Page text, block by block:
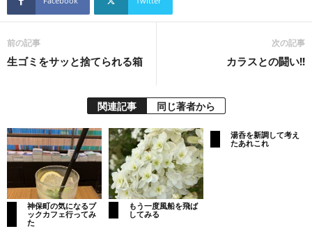
前の記事
生ゴミをサッと捨てられる箱
次の記事
カラスとの闘い!!
関連記事 同じ著者から
神保町の気になるブ
ックカフェ行ってみ
た
もう一度風船を飛ば
してみる
湯呑を新調して考え
たあれこれ